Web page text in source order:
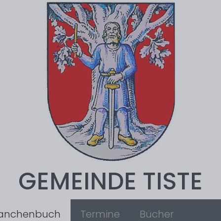
GEMEINDE TISTE
Termine Bücher